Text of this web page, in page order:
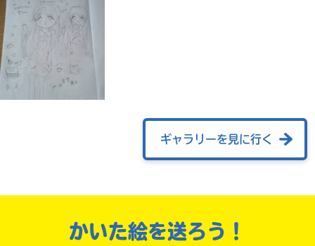
ギャラリーを見に行く
かいた絵を送ろう！